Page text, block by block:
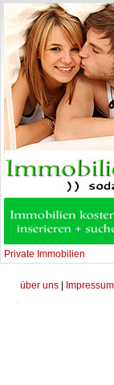
Private Immobilien
über uns Impressum